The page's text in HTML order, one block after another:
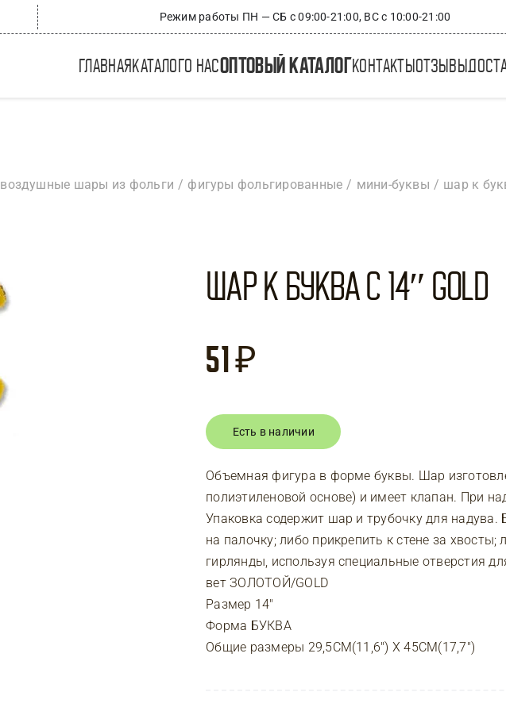
Режим работы ПН — СБ с 09:00-21:00, ВС с 10:00-21:00
главная каталого насоптовый каталогконтакты отзывы
воздушные шары из фольги фигуры фольгированные мини-буквы шар к
ШАР К БУКВА С 14″ Gold
51₽
Есть в наличии
Объемная фигура в форме буквы. Шар
полиэтиленовой основе) и имеет клапан. При
Упаковка содержит шар и трубочку для
на палочку; либо прикрепить к стене за
гирлянды, используя специальные отверстия
вет ЗОЛОТОЙ/GOLD
Размер 14″
Форма БУКВА
Общие размеры 29,5CM(11,6″) X 45CM(17,7″)